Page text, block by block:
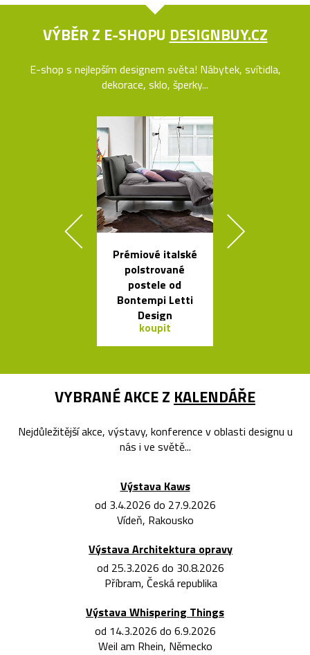
VÝBĚR Z E-SHOPU DESIGNBUY.CZ
E-shop s nejlepším designem světa! Nábytek, svítidla,
dekorace, sklo, šperky...
Prémiové italské
polstrované
postele od
Bontempi Letti
Design
koupit
VYBRANÉ AKCE Z KALENDÁŘE
Nejdůležitější akce, výstavy, konference v oblasti designu u
nás i ve světě...
Výstava Kaws
od 3.4.2026 do 27.9.2026
Vídeň, Rakousko
Výstava Architektura opravy
od 25.3.2026 do 30.8.2026
Příbram, Česká republika
Výstava Whispering Things
od 14.3.2026 do 6.9.2026
Weil am Rhein, Německo